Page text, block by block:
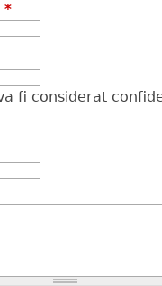
*
fi considerat